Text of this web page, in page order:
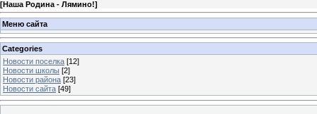
[Наша Родина - Лямино!]
Меню сайта
Categories
Новости поселка [12]
Новости школы [2]
Новости района [23]
Новости сайта [49]